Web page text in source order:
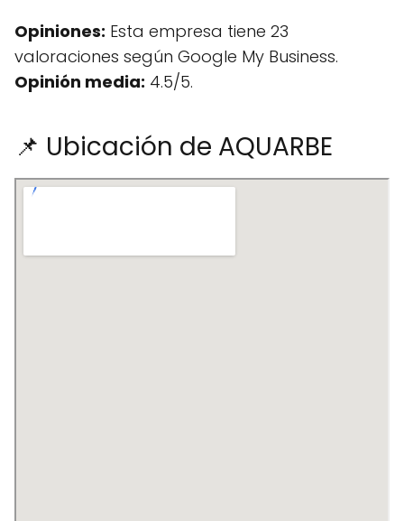
Opiniones: Esta empresa tiene 23
valoraciones según Google My Business.
Opinión media: 4.5/5.
📌 Ubicación de AQUARBE